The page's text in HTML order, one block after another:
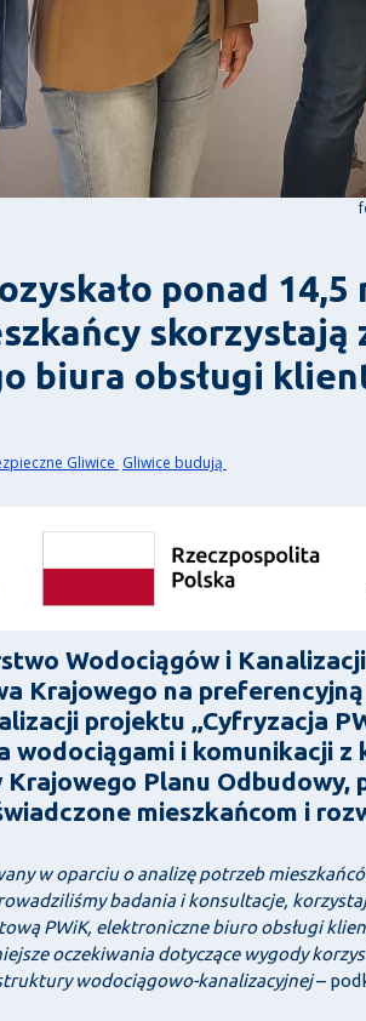
ponad 14,5
skorzystają
biura obsługi
Gliwice Gliwice budują
Wodociągów i
Krajowego na
projektu „Cyfryzacja
wodociągami i komunikacji z
Planu Odbudowy,
mieszkańcom i
w oparciu o analizę potrzeb
badania i konsultacje,
PWiK, elektroniczne biuro obsługi
oczekiwania dotyczące wygody
wodociągowo-kanalizacyjnej–